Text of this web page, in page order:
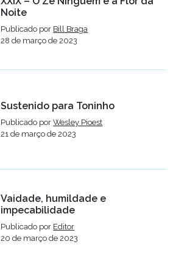
Noite
Publicado por Bill Braga
28 de março de 2023
Sustenido para Toninho
Publicado porWesley Pioest
21 de março de 2023
Vaidade, humildade e
impecabilidade
Publicado por Editor
20 de março de 2023